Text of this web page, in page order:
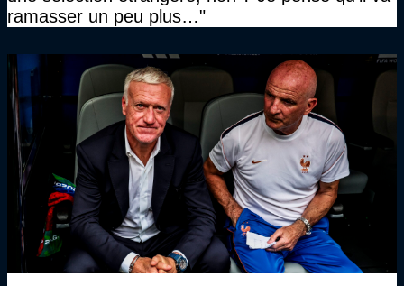
ramasser un peu plus…"